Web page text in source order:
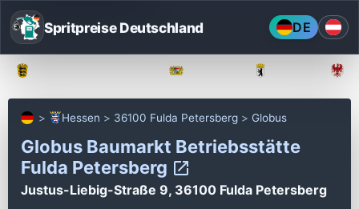
Spritpreise Deutschland DE
Hessen 36100 Fulda Petersberg Globus
Globus Baumarkt Betriebsstätte
Fulda Petersberg
Justus-Liebig-Straße 9, 36100 Fulda Petersberg